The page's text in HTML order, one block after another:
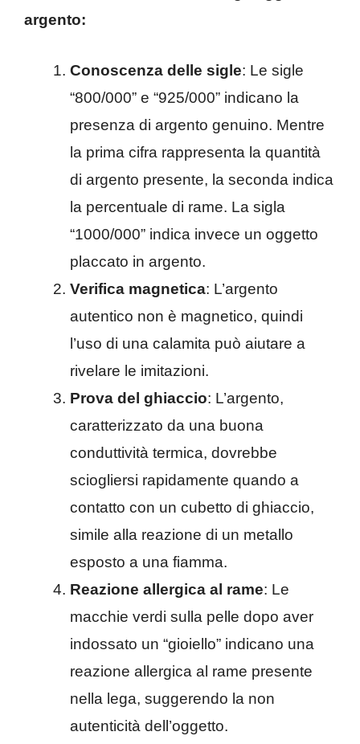
argento:
Conoscenza delle sigle: Le sigle
“800/000” e “925/000” indicano la
presenza di argento genuino. Mentre
la prima cifra rappresenta la quantità
di argento presente, la seconda indica
la percentuale di rame. La sigla
“1000/000” indica invece un oggetto
placcato in argento.
Verifica magnetica: L’argento
autentico non è magnetico, quindi
l’uso di una calamita può aiutare a
rivelare le imitazioni.
Prova del ghiaccio: L’argento,
caratterizzato da una buona
conduttività termica, dovrebbe
sciogliersi rapidamente quando a
contatto con un cubetto di ghiaccio,
simile alla reazione di un metallo
esposto a una fiamma.
Reazione allergica al rame: Le
macchie verdi sulla pelle dopo aver
indossato un “gioiello” indicano una
reazione allergica al rame presente
nella lega, suggerendo la non
autenticità dell’oggetto.